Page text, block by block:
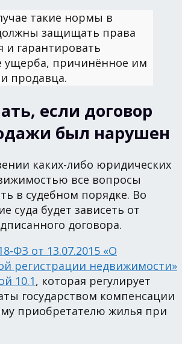
такие нормы в
защищать права
и гарантировать
ущерба, причинённое им
продавца.
если договор
был нарушен
каких-либо юридических
все вопросы
в судебном порядке. Во
суда будет зависеть от
договора.
ФЗ от 13.07.2015 «О
регистрации недвижимости»
10.1, которая регулирует
государством компенсации
приобретателю жилья при